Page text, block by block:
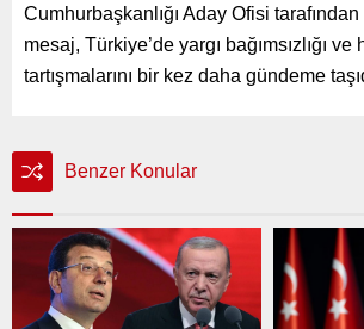
Cumhurbaşkanlığı Aday Ofisi
mesaj, Türkiye’de yargı bağımsızlığı
tartışmalarını bir kez daha gündeme
Benzer Konular